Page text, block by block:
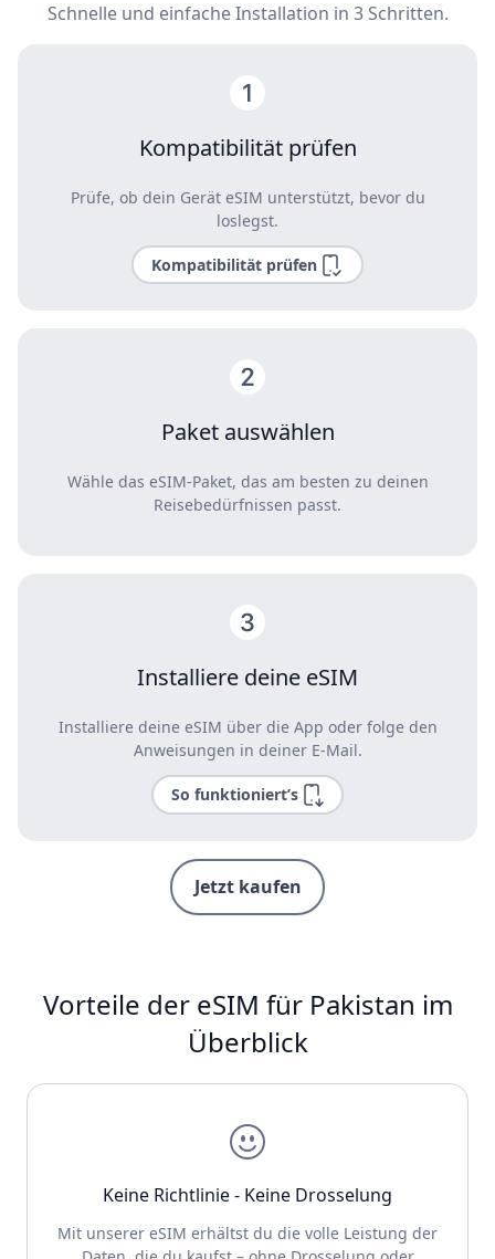
Schnelle und einfache Installation in 3 Schritten.
Kompatibilität prüfen
Prüfe, ob dein Gerät eSIM unterstützt, bevor du
loslegst.
Kompatibilität prüfen
Paket auswählen
Wähle das eSIM-Paket, das am besten zu deinen
Reisebedürfnissen passt.
Installiere deine eSIM
Installiere deine eSIM über die App oder folge den
Anweisungen in deiner E-Mail.
So funktioniert’s
Jetzt kaufen
Vorteile der eSIM für Pakistan im
Überblick
Keine Richtlinie - Keine Drosselung
Mit unserer eSIM erhältst du die volle Leistung der